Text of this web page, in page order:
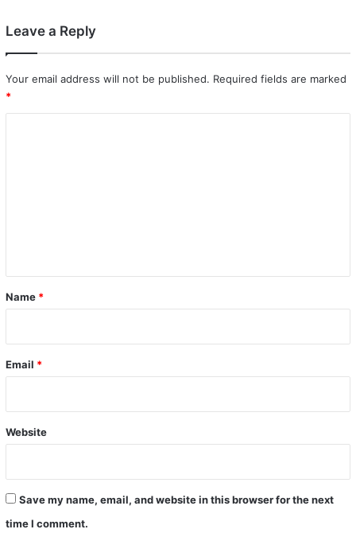
Leave a Reply
Your email address will not be published. Required fields are marked
*
*
Name *
Email *
Website
Save my name, email, and website in this browser for the next
time I comment.